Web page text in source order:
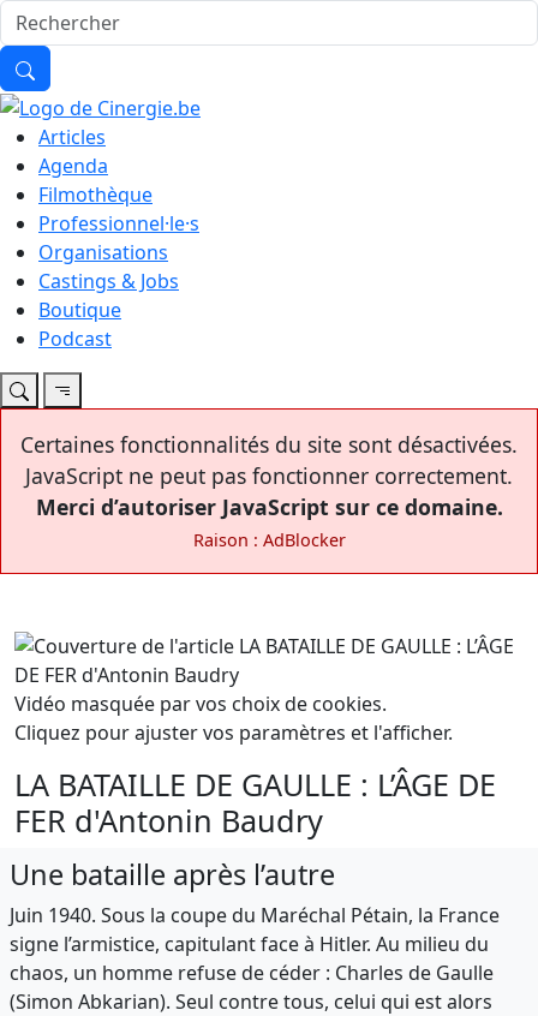
Articles
Agenda
Filmothèque
Professionnel·le·s
Organisations
Castings & Jobs
Boutique
Podcast
Certaines fonctionnalités du site sont désactivées.
JavaScript ne peut pas fonctionner correctement.
Merci d’autoriser JavaScript sur ce domaine.
Raison : AdBlocker
Vidéo masquée par vos choix de cookies.
Cliquez pour ajuster vos paramètres et l'afficher.
LA BATAILLE DE GAULLE : L’ÂGE DE
FER d'Antonin Baudry
Une bataille après l’autre
Juin 1940. Sous la coupe du Maréchal Pétain, la France
signe l’armistice, capitulant face à Hitler. Au milieu du
chaos, un homme refuse de céder : Charles de Gaulle
(Simon Abkarian). Seul contre tous, celui qui est alors